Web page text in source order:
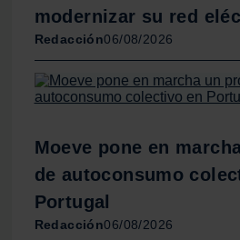
modernizar su red
Redacción06/08/2026
Moeve pone en
de autoconsumo
Portugal
Redacción06/08/2026